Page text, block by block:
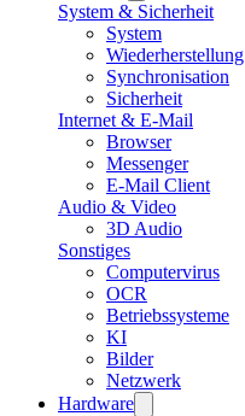
System & Sicherheit
System
Wiederherstellung
Synchronisation
Sicherheit
Internet & E-Mail
Browser
Messenger
E-Mail Client
Audio & Video
3D Audio
Sonstiges
Computervirus
OCR
Betriebssysteme
KI
Bilder
Netzwerk
Hardware